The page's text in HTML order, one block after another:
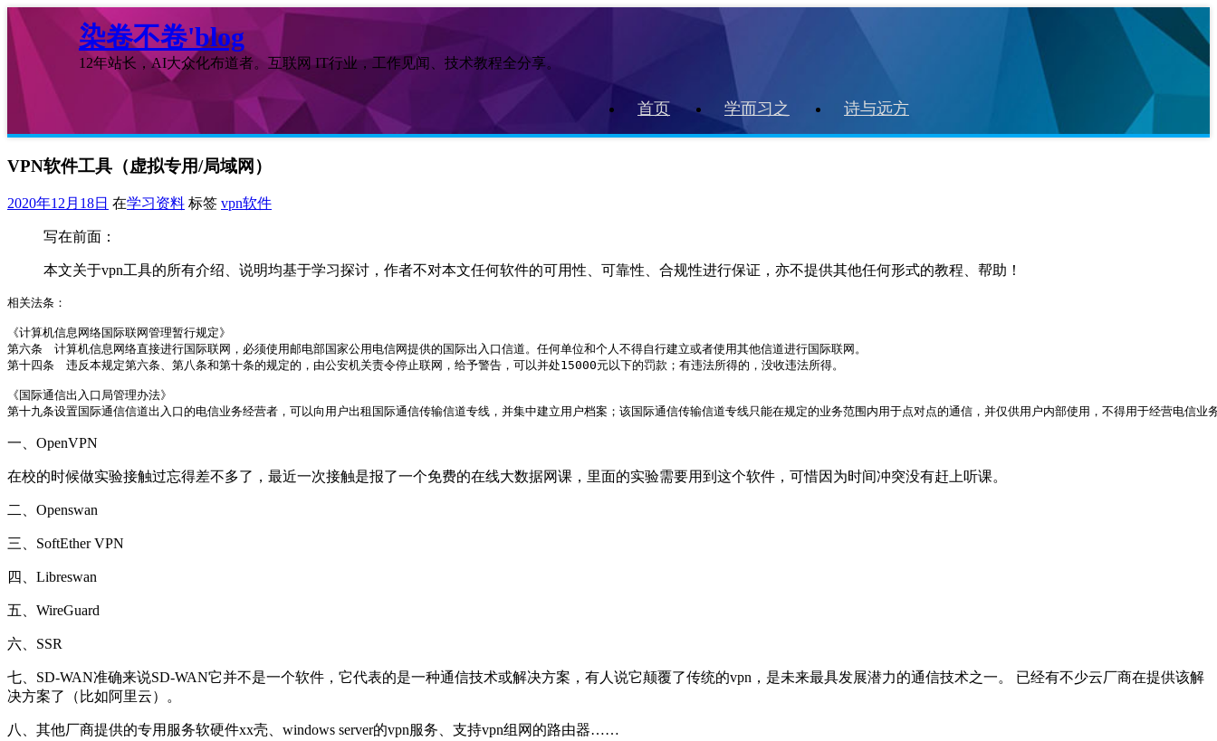
染卷不卷'blog
12年站长，AI大众化布道者。互联网 IT行业，工作见闻、技术教程全分享。
首页 学而习之 诗与远方
VPN软件工具（虚拟专用/局域网）
2020年12月18日 在学习资料 标签 vpn软件
写在前面：
本文关于vpn工具的所有介绍、说明均基于学习探讨，作者不对本文任何软件的可用性、可靠性、合规性进行保证，亦不提供其他任何形式的教程、帮助！
相关法条：
《计算机信息网络国际联网管理暂行规定》
第六条　计算机信息网络直接进行国际联网，必须使用邮电部国家公用电信网提供的国际出入口信道。任何单位和个人不得自行建立或者使用其他信道进行国际联网。
第十四条　违反本规定第六条、第八条和第十条的规定的，由公安机关责令停止联网，给予警告，可以并处15000元以下的罚款；有违法所得的，没收违法所得。
《国际通信出入口局管理办法》
第十九条设置国际通信信道出入口的电信业务经营者，可以向用户出租国际通信传输信道专线，并集中建立用户档案；该国际通信传输信道专线只能在规定的业务范围内用于点对点的通信，并仅供用户内部使用，不得用于经营电信业
一、OpenVPN
在校的时候做实验接触过忘得差不多了，最近一次接触是报了一个免费的在线大数据网课，里面的实验需要用到这个软件，可惜因为时间冲突没有赶上听课。
二、Openswan
三、SoftEther VPN
四、Libreswan
五、WireGuard
六、SSR
七、SD-WAN准确来说SD-WAN它并不是一个软件，它代表的是一种通信技术或解决方案，有人说它颠覆了传统的vpn，是未来最具发展潜力的通信技术之一。 已经有不少云厂商在提供该解
决方案了（比如阿里云）。
八、其他厂商提供的专用服务软硬件xx壳、windows server的vpn服务、支持vpn组网的路由器……